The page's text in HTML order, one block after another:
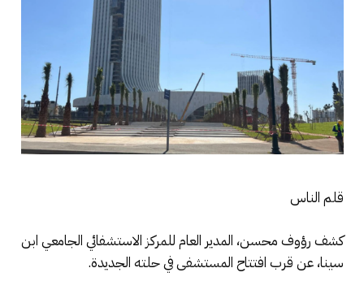
قلم الناس
كشف رؤوف محسن، المدير العام للمركز الاستشفائي الجامعي ابن
سينا، عن قرب افتتاح المستشفى في حلته الجديدة.